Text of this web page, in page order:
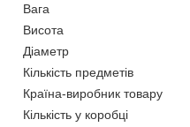
Вага
Висота
Діаметр
Кількість предметів
Країна-виробник товару
Кількість у коробці